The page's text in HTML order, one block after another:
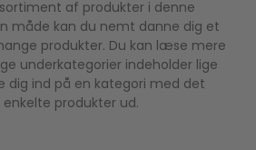
af produkter i denne
måde kan du nemt danne dig et
produkter. Du kan læse mere
underkategorier indeholder lige
dig ind på en kategori med det
produkter ud.